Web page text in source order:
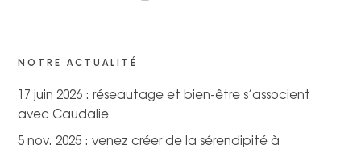
NOTRE ACTUALITÉ
17 juin 2026 : réseautage et bien-être s’associent
avec Caudalie
5 nov. 2025 : venez créer de la sérendipité à